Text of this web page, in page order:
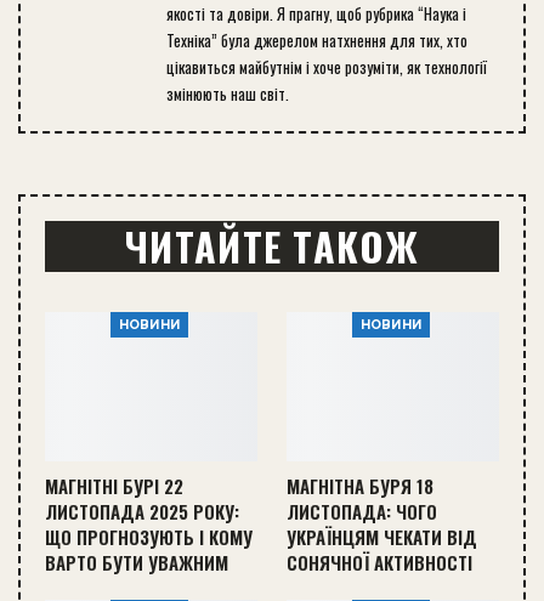
якості та довіри. Я прагну, щоб рубрика “Наука і
Техніка” була джерелом натхнення для тих, хто
цікавиться майбутнім і хоче розуміти, як технології
змінюють наш світ.
ЧИТАЙТЕ ТАКОЖ
НОВИНИ
МАГНІТНІ БУРІ 22
ЛИСТОПАДА 2025 РОКУ:
ЩО ПРОГНОЗУЮТЬ І КОМУ
ВАРТО БУТИ УВАЖНИМ
НОВИНИ
МАГНІТНА БУРЯ 18
ЛИСТОПАДА: ЧОГО
УКРАЇНЦЯМ ЧЕКАТИ ВІД
СОНЯЧНОЇ АКТИВНОСТІ